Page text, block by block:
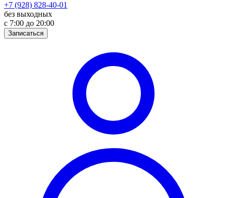
+7 (928) 828-40-01
без выходных
с 7:00 до 20:00
Записаться